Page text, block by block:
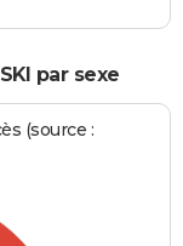
par sexe
(source :